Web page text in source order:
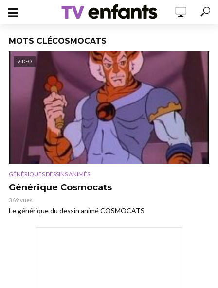
MOTS CLÉCOSMOCATS
VIDEO
GÉNÉRIQUES DESSINS ANIMÉS
Générique Cosmocats
369 vues
Le générique du dessin animé COSMOCATS